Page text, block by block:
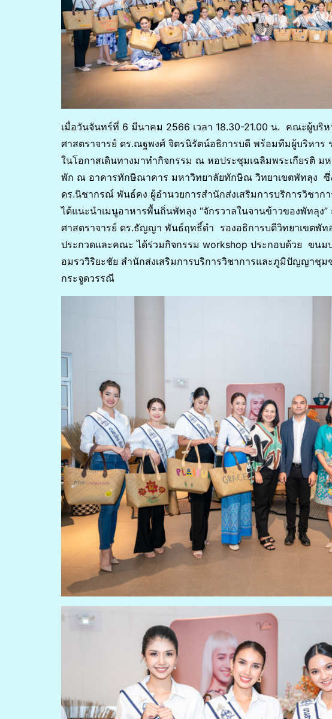
เมื่อวันจันทร์ที่ 6 มีนาคม 2566 เวลา 18.30-21.00 น. คณะผู้บริ
ศาสตราจารย์ ดร.ณฐพงศ์ จิตรนิรัตน์อธิการบดี พร้อมทีมผู้บริหาร
ในโอกาสเดินทางมาทำกิจกรรม ณ หอประชุมเฉลิมพระเกียรติ ม
พัก ณ อาคารทักษิณาคาร มหาวิทยาลัยทักษิณ วิทยาเขตพัทลุง ซึ่ง
ดร.นิชากรณ์ พันธ์คง ผู้อํานวยการสํานักส่งเสริมการบริการวิช
ได้แนะนําเมนูอาหารพื้นถิ่นพัทลุง “จักรวาลในจานข้าวของพัทลุ
ศาสตราจารย์ ดร.ธัญญา พันธ์ฤทธิ์ดํา รองอธิการบดีวิทยาเขตพั
ประกวดและคณะ ได้ร่วมกิจกรรม workshop ประกอบด้วย ขน
อมรววิริยะชัย สํานักส่งเสริมการบริการวิชาการและภูมิปัญญาชุ
กระจูดวรรณี